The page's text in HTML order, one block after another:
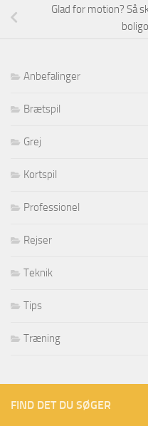
Glad for motion? Så
Anbefalinger
Brætspil
Grej
Kortspil
Professionel
Rejser
Teknik
Tips
Træning
FIND DET DU SØGER